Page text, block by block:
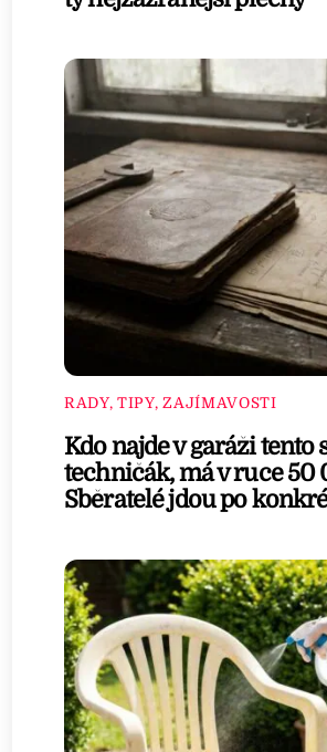
RADY, TIPY, ZAJÍMAVOSTI
Kdo najde v garáži tento
techničák, má v ruce 50
Sběratelé jdou po